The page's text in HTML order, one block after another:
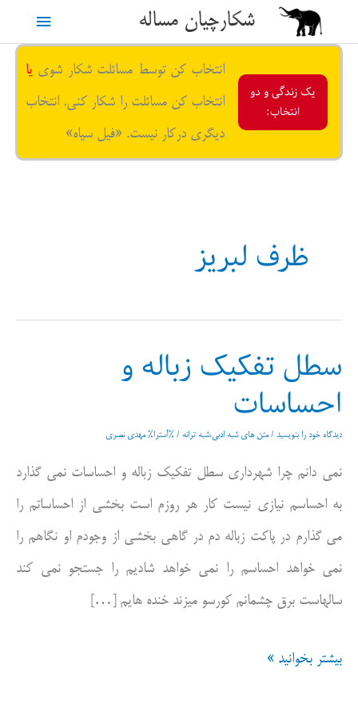
محتوا
شکارچیان مساله
فهرست
یک زندگی و دو
انتخاب:
انتخاب کن توسط مسائلت شکار شوی یا
انتخاب کن مسائلت را شکار کنی. انتخاب
دیگری درکار نیست. «فیل سیاه»
ظرف لبریز
سطل تفکیک زباله و
احساسات
دیدگاه‌ خود را بنویسید /متن های شبه ادبی،شبه ترانه / %آسترا% مهدی نصری
نمی دانم چرا شهرداری سطل تفکیک زباله و احساسات نمی گذارد
به احساسم نیازی نیست کار هر روزم است بخشی از احساساتم را
می گذارم در پاکت زباله دم در گاهی بخشی از وجودم او نگاهم را
نمی خواهد احساسم را نمی خواهد شادیم را جستجو نمی کند
سالهاست برق چشمانم کورسو میزند خنده هایم […]
سطل
بیشتر بخوانید »